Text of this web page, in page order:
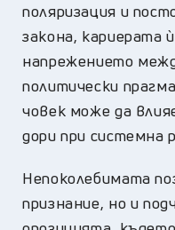
поляризация и
закона, кариерата
напрежението
политически
човек може да
дори при системна
Непоколебимата
признание, но и